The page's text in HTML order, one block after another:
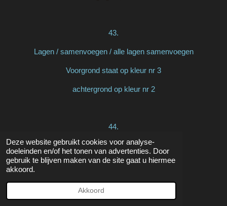
Deze website gebruikt cookies voor analyse-
doeleinden en/of het tonen van advertenties. Door
gebruik te blijven maken van de site gaat u hiermee
akkoord.
Akkoord
43.
Lagen / samenvoegen / alle lagen samenvoegen
Voorgrond staat op kleur nr 3
achtergrond op kleur nr 2
44.
Afbeelding / randen toevoegen
1 pixel voorgrond
5 pixels achtergrond
1 pixel voorgrond